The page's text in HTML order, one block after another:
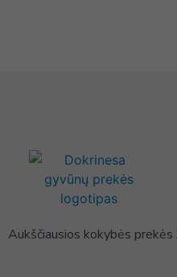
Aukščiausios kokybės prekės